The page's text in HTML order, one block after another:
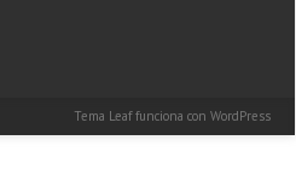
Tema Leaffunciona con WordPress